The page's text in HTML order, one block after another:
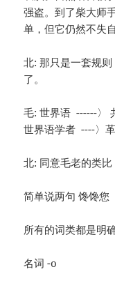
强盗。到了柴大师
单，但它仍然不失
北: 那只是一套规
了。
毛: 世界语 ------〉
世界语学者 ----〉
北: 同意毛老的类比
简单说两句 馋馋您
所有的词类都是明
名词 -o